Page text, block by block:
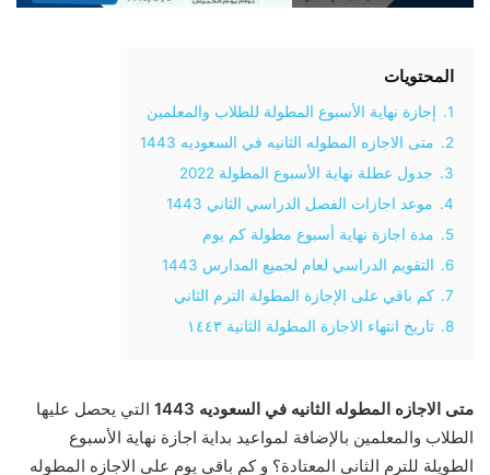
المحتويات
1.
إجازة نهاية الأسبوع المطولة للطلاب والمعلمين
2.
متى الاجازه المطوله الثانيه في السعوديه 1443
3.
جدول عطلة نهاية الأسبوع المطولة 2022
4.
موعد اجازات الفصل الدراسي الثاني 1443
5.
مدة اجازة نهاية أسبوع مطولة كم يوم
6.
التقويم الدراسي لعام لجميع المدارس 1443
7.
كم باقي على الإجازة المطولة الترم الثاني
8.
تاريخ انتهاء الاجازة المطولة الثانية ١٤٤٣
متى الاجازه المطوله الثانيه في السعوديه 1443
التي يحصل عليها
الطلاب والمعلمين بالإضافة لمواعيد بداية اجازة نهاية الأسبوع
الطويلة للترم الثاني المعتادة؟ و كم باقي يوم على الاجازه المطوله